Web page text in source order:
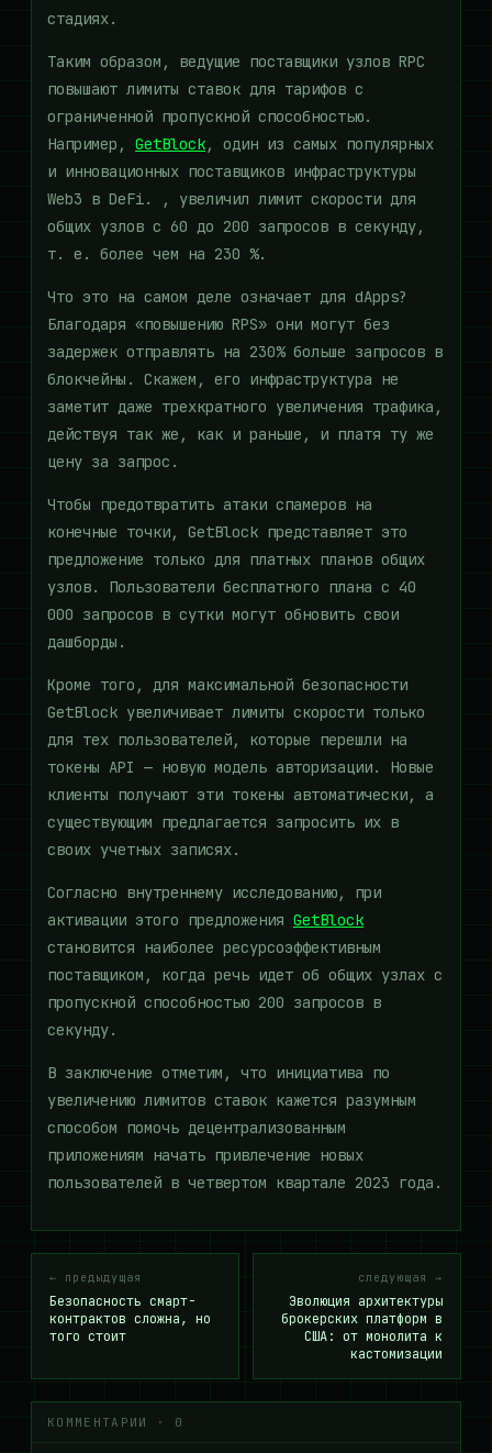
стадиях.
Таким образом, ведущие поставщики узлов RPC
повышают лимиты ставок для тарифов с
ограниченной пропускной способностью.
Например, GetBlock, один из самых популярных
и инновационных поставщиков инфраструктуры
Web3 в DeFi. , увеличил лимит скорости для
общих узлов с 60 до 200 запросов в секунду,
т. е. более чем на 230 %.
Что это на самом деле означает для dApps?
Благодаря «повышению RPS» они могут без
задержек отправлять на 230% больше запросов в
блокчейны. Скажем, его инфраструктура не
заметит даже трехкратного увеличения трафика,
действуя так же, как и раньше, и платя ту же
цену за запрос.
Чтобы предотвратить атаки спамеров на
конечные точки, GetBlock представляет это
предложение только для платных планов общих
узлов. Пользователи бесплатного плана с 40
000 запросов в сутки могут обновить свои
дашборды.
Кроме того, для максимальной безопасности
GetBlock увеличивает лимиты скорости только
для тех пользователей, которые перешли на
токены API — новую модель авторизации. Новые
клиенты получают эти токены автоматически, а
существующим предлагается запросить их в
своих учетных записях.
Согласно внутреннему исследованию, при
активации этого предложения GetBlock
становится наиболее ресурсоэффективным
поставщиком, когда речь идет об общих узлах с
пропускной способностью 200 запросов в
секунду.
В заключение отметим, что инициатива по
увеличению лимитов ставок кажется разумным
способом помочь децентрализованным
приложениям начать привлечение новых
пользователей в четвертом квартале 2023 года.
← предыдущая
Безопасность смарт-
контрактов сложна, но
того стоит
следующая →
Эволюция архитектуры
брокерских платформ в
США: от монолита к
кастомизации
КОММЕНТАРИИ · 0